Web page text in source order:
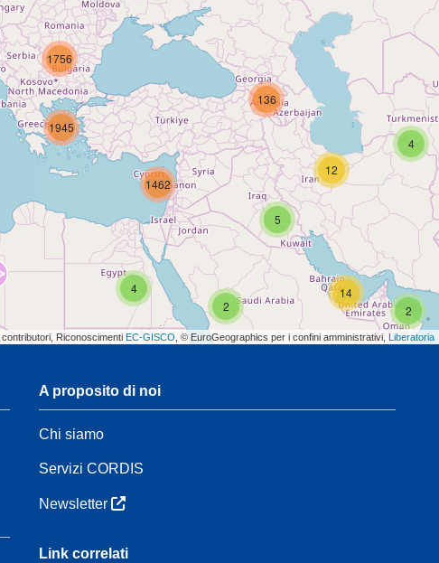
2
2
14
4
5
12
136
1756
4
1462
1945
contributori, Riconoscimenti EC-GISCO , © EuroGeographics per i confini amministrativi, Liberatoria
A proposito di noi
Chi siamo
Servizi CORDIS
Newsletter
Link correlati